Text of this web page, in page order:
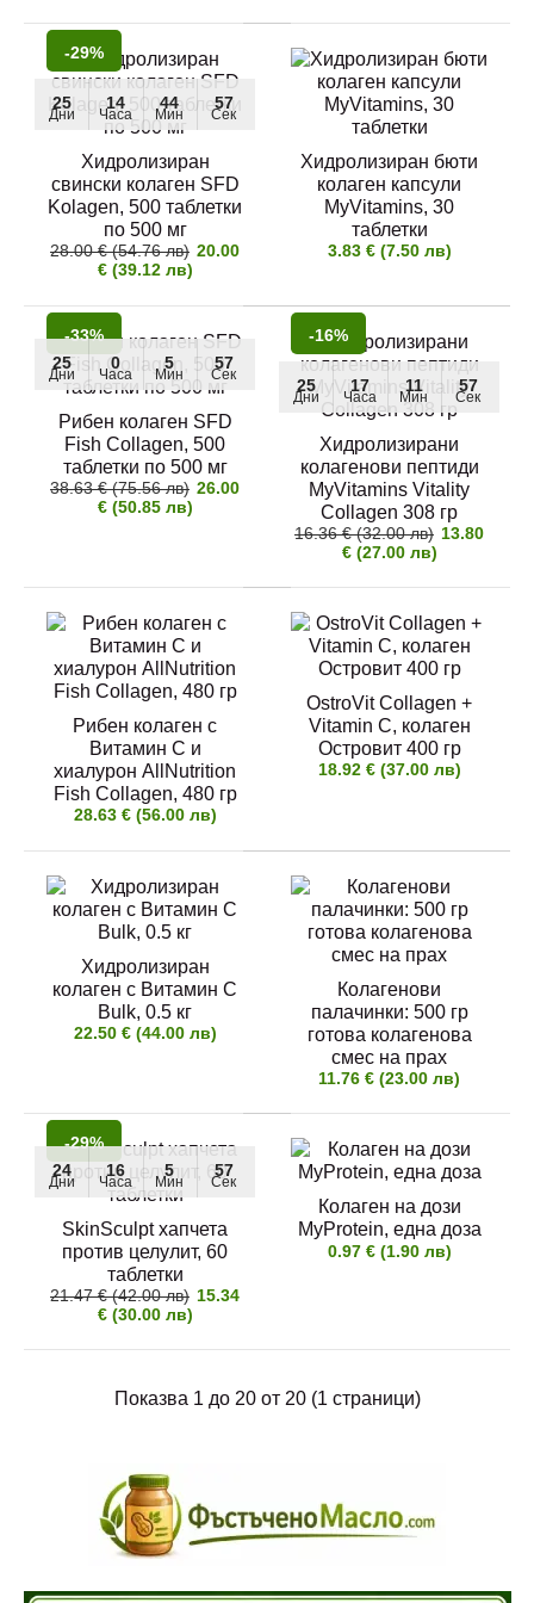
60 таблетки по 500 мг колагенови пептиди -
хидролизиран колаген "MyVit..
-10%
25
Дни
9
Часа
24
Мин
56
Сек
Хидролизиран телешки колаген MyProtein 630-
26.59 € (52.00 лв) 24.00 € (46.94 лв)
Качествен хидролизиран колаген на прах за
пиене - колагенови пептиди "..
Свински желатин за стави и готвене, на прах,
500 и 1000 грама
6.90 € (13.50 лв)
Продукта е качествен Немски свински желатин,
Хидролизиран колаген с Витамин C и хиалурон
AllNutrition Collagen, 480 гр
22.90 € (44.79 лв)
Хидролизиран телешки колаген "AllNutrition
Collagen 10000" на полския ..
10.90 € (21.32 лв)
Хидролизиран бюти колаген "Collagen Beauty" на
полския производител Al..
-29%
25
Дни
14
Часа
44
Мин
56
Сек
Хидролизиран
свински колаген SFD
Kolagen, 500 таблетки
по 500 мг
28.00 € (54.76 лв) 20.00
€ (39.12 лв)
Хидролизиран бюти
колаген капсули
MyVitamins, 30
таблетки
3.83 € (7.50 лв)
-33%
25
Дни
0
Часа
5
Мин
56
Сек
Рибен колаген SFD
Fish Collagen, 500
таблетки по 500 мг
38.63 € (75.56 лв) 26.00
€ (50.85 лв)
-16%
25
Дни
17
Часа
11
Мин
56
Сек
Хидролизирани
колагенови пептиди
MyVitamins Vitality
Collagen 308 гр
16.36 € (32.00 лв) 13.80
€ (27.00 лв)
Рибен колаген с
Витамин C и
хиалурон AllNutrition
Fish Collagen, 480 гр
28.63 € (56.00 лв)
OstroVit Collagen +
Vitamin C, колаген
Островит 400 гр
18.92 € (37.00 лв)
Хидролизиран
колаген с Витамин C
Bulk, 0.5 кг
22.50 € (44.00 лв)
Колагенови
палачинки: 500 гр
готова колагенова
смес на прах
11.76 € (23.00 лв)
-29%
24
Дни
16
Часа
5
Мин
56
Сек
SkinSculpt хапчета
против целулит, 60
таблетки
21.47 € (42.00 лв) 15.34
€ (30.00 лв)
Колаген на дози
MyProtein, една доза
0.97 € (1.90 лв)
Показва 1 до 20 от 20 (1 страници)